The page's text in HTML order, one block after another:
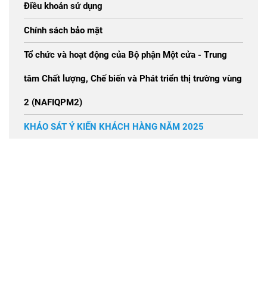
Điều khoản sử dụng
Chính sách bảo mật
Tổ chức và hoạt động của Bộ phận Một cửa - Trung
tâm Chất lượng, Chế biến và Phát triển thị trường vùng
2 (NAFIQPM2)
KHẢO SÁT Ý KIẾN KHÁCH HÀNG NĂM 2025